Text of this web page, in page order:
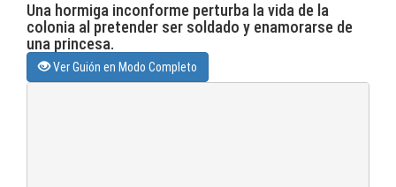
Una hormiga inconforme perturba la vida de la
colonia al pretender ser soldado y enamorarse de
una princesa.
Ver Guión en Modo Completo